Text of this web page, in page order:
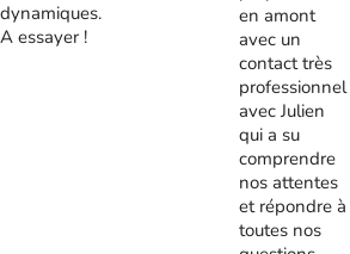
dynamiques.
A essayer !
en amont
avec un
contact très
professionnel
avec Julien
qui a su
comprendre
nos attentes
et répondre à
toutes nos